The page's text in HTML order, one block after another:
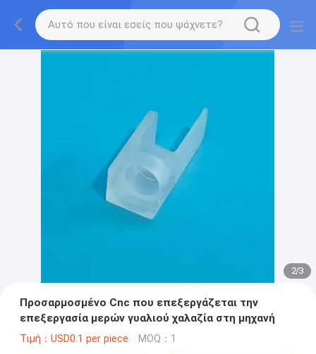
2/3
Προσαρμοσμένο Cnc που επεξεργάζεται την
επεξεργασία μερών γυαλιού χαλαζία στη μηχανή
Τιμή：USD0.1 per piece MOQ：1